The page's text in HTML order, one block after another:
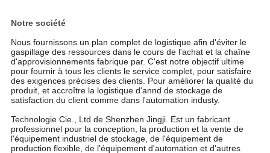
Notre société
Nous fournissons un plan complet de logistique afin d'éviter le
gaspillage des ressources dans le cours de l'achat et la chaîne
d'approvisionnements fabrique par. C'est notre objectif ultime
pour fournir à tous les clients le service complet, pour satisfaire
des exigences précises des clients. Pour améliorer la qualité du
produit, et accroître la logistique d'annd de stockage de
satisfaction du client comme dans l'automation industy.
Technologie Cie., Ltd de Shenzhen Jingji. Est un fabricant
professionnel pour la conception, la production et la vente de
l'équipement industriel de stockage, de l'équipement de
production flexible, de l'équipement d'automation et d'autres